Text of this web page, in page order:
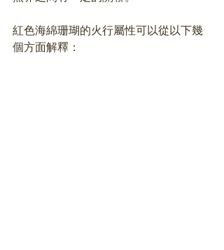
紅色海綿珊瑚的火行屬性可以從以下幾
個方面解釋：